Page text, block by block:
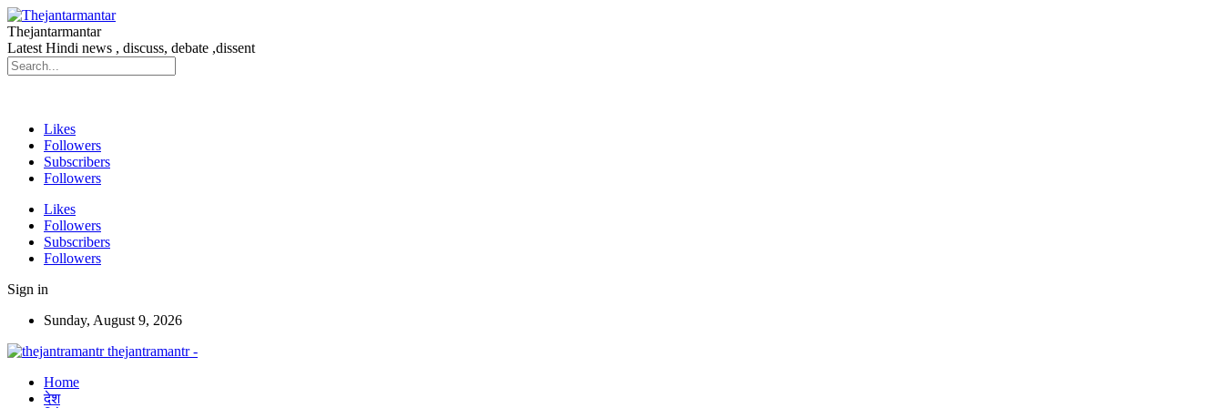
Thejantarmantar
Latest Hindi news , discuss, debate ,dissent
Likes
Followers
Subscribers
Followers
Likes
Followers
Subscribers
Followers
Sign in
Sunday, August 9, 2026
thejantramantr -
Home
देश